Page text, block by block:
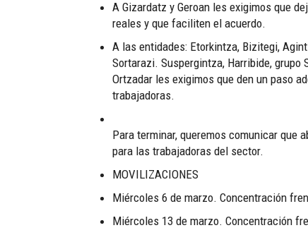
A Gizardatz y Geroan les exigimos que
reales y que faciliten el acuerdo.
A las entidades: Etorkintza, Bizitegi,
Sortarazi. Suspergintza, Harribide, grupo
Ortzadar les exigimos que den un paso
trabajadoras.
Para terminar, queremos comunicar que
para las trabajadoras del sector.
MOVILIZACIONES
Miércoles 6 de marzo. Concentración
Miércoles 13 de marzo. Concentración